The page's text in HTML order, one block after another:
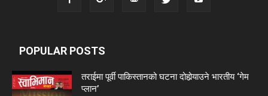
POPULAR POSTS
तराईमा पूर्वी पाकिस्तानको घटना दोहोर्‍याउने भारतीय ‘गेम
प्लान’